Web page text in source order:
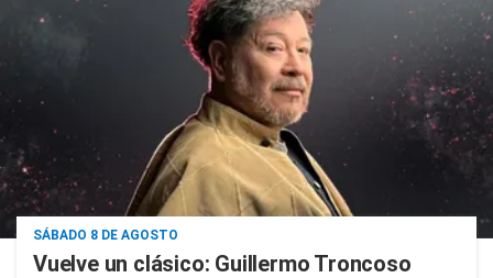
SÁBADO 8 DE AGOSTO
Vuelve un clásico: Guillermo Troncoso